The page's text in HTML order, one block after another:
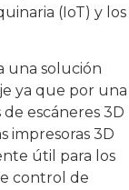
(IoT) y los
una solución
ya que por una
escáneres 3D
impresoras 3D
útil para los
control de